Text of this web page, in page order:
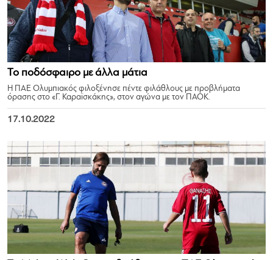
Το ποδόσφαιρο με άλλα μάτια
Η ΠΑΕ Ολυμπιακός φιλοξένησε πέντε φιλάθλους με προβλήματα
όρασης στο «Γ. Καραϊσκάκης», στον αγώνα με τον ΠΑΟΚ.
17.10.2022